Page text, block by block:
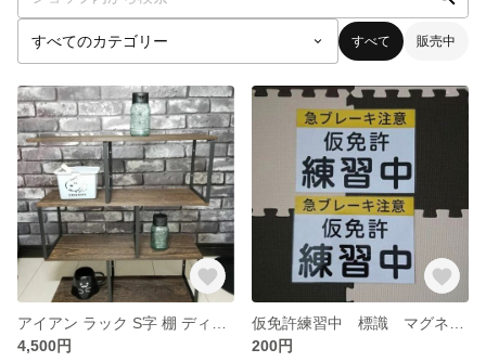
すべて 販売中
4,500円
200円